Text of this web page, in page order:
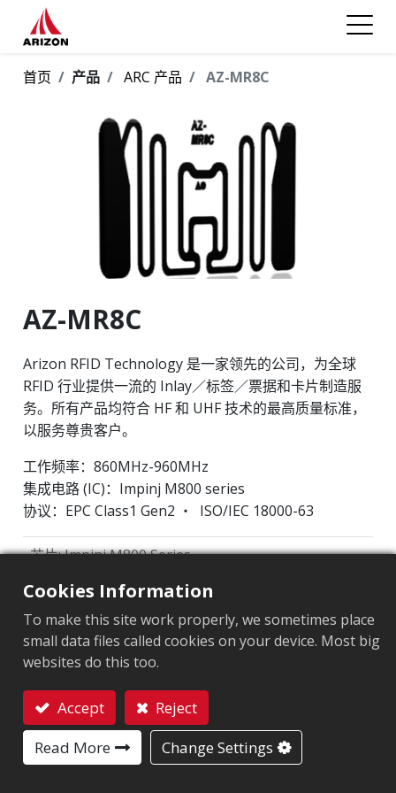
首页 产品 ARC 产品 AZ-MR8C
AZ-MR8C
Arizon RFID Technology 是一家领先的公司，为全球
RFID 行业提供一流的 Inlay／标签／票据和卡片制造服
务。所有产品均符合 HF 和 UHF 技术的最高质量标准，
以服务尊贵客户。
工作频率：860MHz-960MHz
集成电路 (IC)：Impinj M800 series
协议：EPC Class1 Gen2 ‧ ISO/IEC 18000-63
ARC认证
F I L O Q R
芯片:Impinj M800 Series
天线尺寸（mm）:44x20
EPC內存 :128 bits/96 bits
用户內存:0/32 bits
Cookies Information
To make this site work properly, we sometimes place
small data files called cookies on your device. Most big
websites do this too.
Accept
Reject
Read More
Change Settings